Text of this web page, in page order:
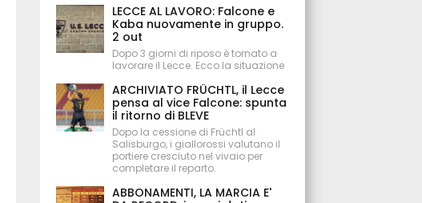
LECCE AL LAVORO: Falcone e
Kaba nuovamente in gruppo.
2 out
Dopo 3 giorni di riposo è tornato a
lavorare il Lecce. Ecco la situazione
ARCHIVIATO FRÜCHTL, il Lecce
pensa al vice Falcone: spunta
il ritorno di BLEVE
Dopo la cessione di Früchtl al
Salisburgo, i giallorossi valutano il
portiere cresciuto nel vivaio per
completare il reparto.
ABBONAMENTI, LA MARCIA E'